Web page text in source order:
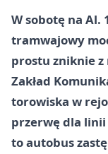
W sobotę na Al.
tramwajowy
prostu zniknie z
Zakład
torowiska w
przerwę dla linii
to autobus